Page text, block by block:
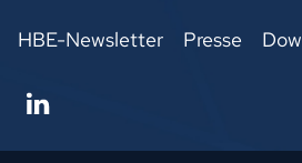
HBE-Newsletter Presse